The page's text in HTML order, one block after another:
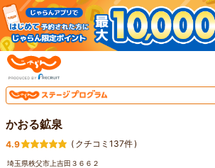
かおる鉱泉
4.9 ( クチコミ137件)
埼玉県秩父市上吉田３６６２